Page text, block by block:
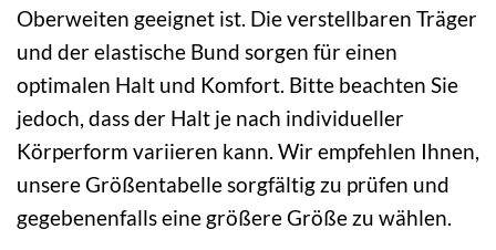
Oberweiten geeignet ist. Die verstellbaren Träger
und der elastische Bund sorgen für einen
optimalen Halt und Komfort. Bitte beachten Sie
jedoch, dass der Halt je nach individueller
Körperform variieren kann. Wir empfehlen Ihnen,
unsere Größentabelle sorgfältig zu prüfen und
gegebenenfalls eine größere Größe zu wählen.